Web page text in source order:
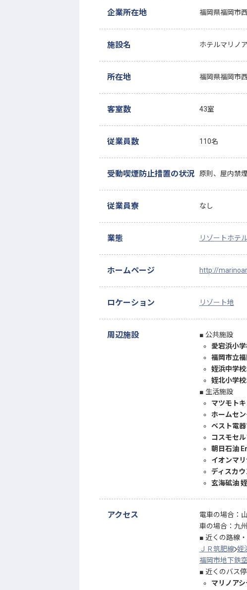
企業所在地 福岡県福岡市
施設名 ホテルマリノ
所在地 福岡県福岡市
客室数 43室
従業員数 110名
受動喫煙防止措置の状況 原則、屋内禁
従業員寮 なし
業態 リゾートホテ
ホームページ http://
ロケーション リゾート地
周辺施設
公共施設
愛宕浜小
福岡市立
姪浜中学校
姪北小学校
生活施設
マツモト
ホームセ
ベスト電
コスモセ
朝日石油
イオンマ
ディスカ
玄海砿油
アクセス
電車の場合：
車の場合：九
近くの路線
ＪＲ筑肥線 姪
福岡市地下鉄
近くのバス停
マリノアシ